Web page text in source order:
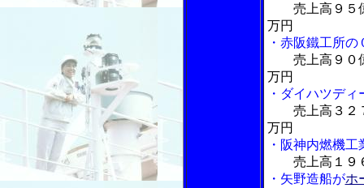
売上高９５
万円
・赤阪鐵工所
売上高９０
万円
・ダイハツデ
売上高３２
万円
・阪神内燃機
売上高１９
・矢野造船がホ